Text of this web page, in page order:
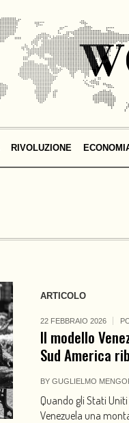
RIVOLUZIONE
ARTICOLO
22 FEBBRAIO 2026
Il modello
Sud America
BY GUGLIELMO
Quando gli Stati
Venezuela una